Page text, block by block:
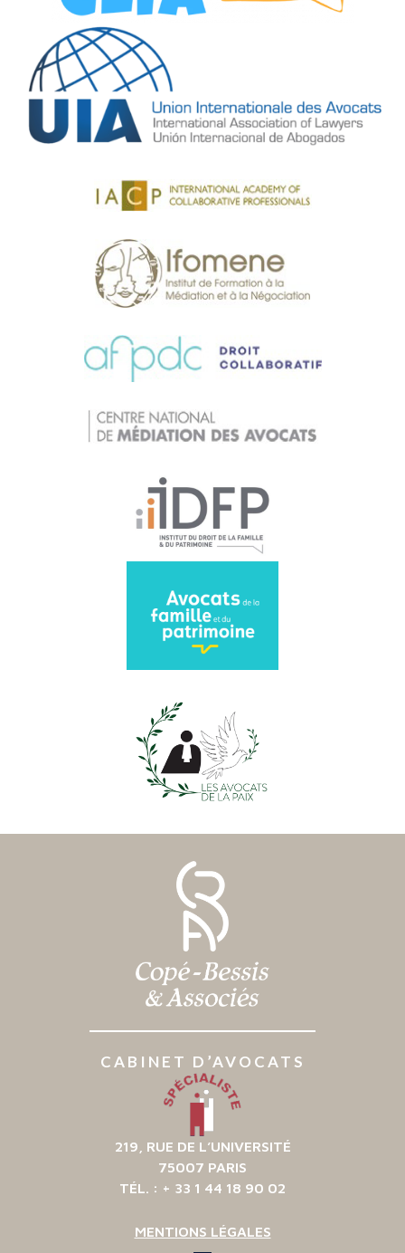
CABINET D’AVOCATS
219, RUE DE L’UNIVERSITÉ
75007 PARIS
TÉL. : + 33 1 44 18 90 02
MENTIONS LÉGALES